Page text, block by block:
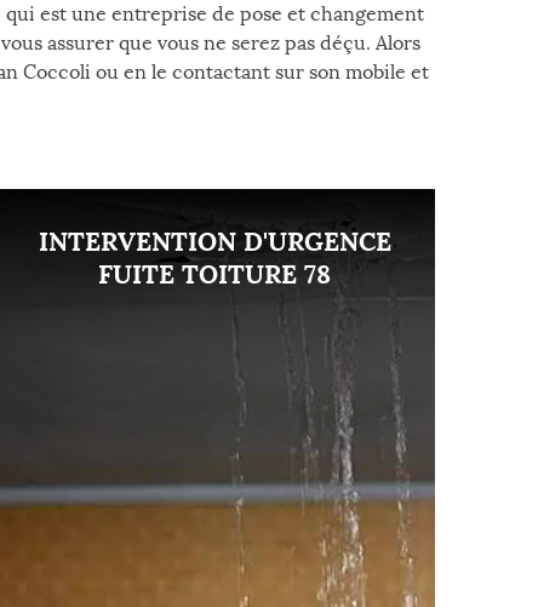
qui est une entreprise de pose et changement
assurer que vous ne serez pas déçu. Alors
Coccoli ou en le contactant sur son mobile et
INTERVENTION D'URGENCE
FUITE TOITURE 78